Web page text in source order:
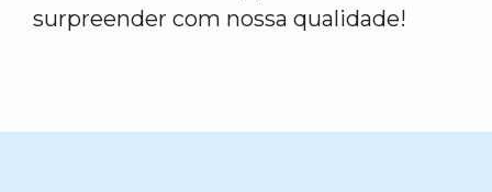
surpreender com nossa qualidade!